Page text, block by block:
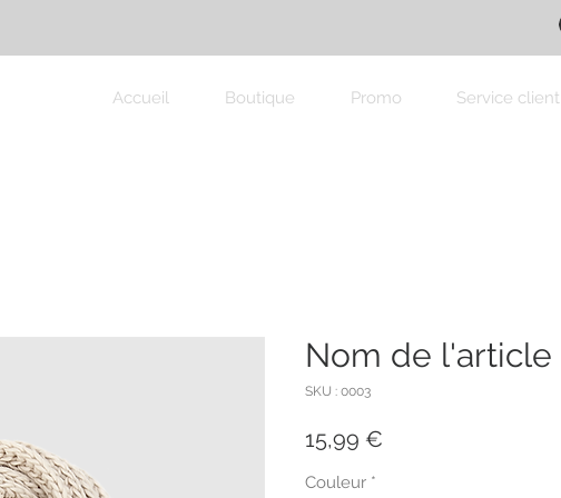
Accueil Boutique Promo Service client
Nom de l'article
SKU : 0003
15,99 €
Couleur *